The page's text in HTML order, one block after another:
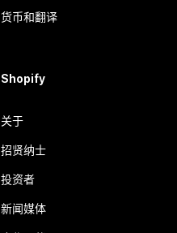
货币和翻译
Shopify
关于
招贤纳士
投资者
新闻媒体